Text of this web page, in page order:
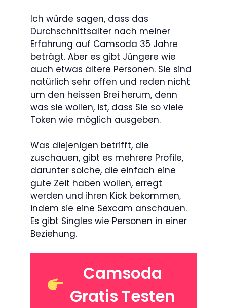
Ich würde sagen, dass das
Durchschnittsalter nach meiner
Erfahrung auf Camsoda 35 Jahre
beträgt. Aber es gibt Jüngere wie
auch etwas ältere Personen. Sie sind
natürlich sehr offen und reden nicht
um den heissen Brei herum, denn
was sie wollen, ist, dass Sie so viele
Token wie möglich ausgeben.
Was diejenigen betrifft, die
zuschauen, gibt es mehrere Profile,
darunter solche, die einfach eine
gute Zeit haben wollen, erregt
werden und ihren Kick bekommen,
indem sie eine Sexcam anschauen.
Es gibt Singles wie Personen in einer
Beziehung.
Camsoda
Gratis Testen